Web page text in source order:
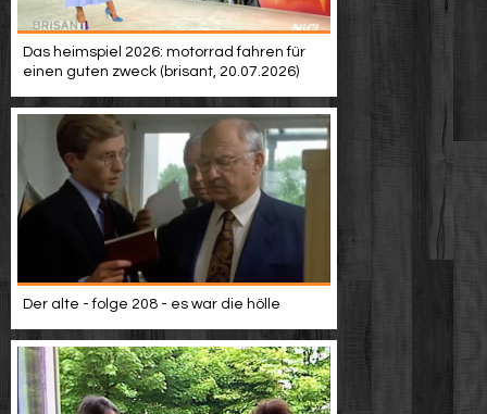
Das heimspiel 2026: motorrad fahren für
einen guten zweck (brisant, 20.07.2026)
Der alte - folge 208 - es war die hölle